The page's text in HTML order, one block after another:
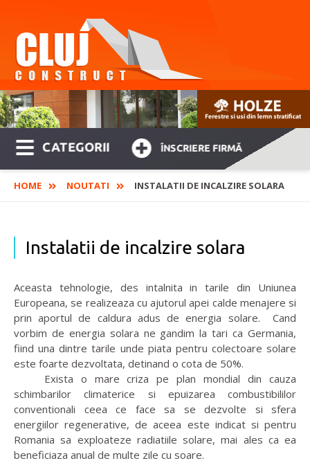
CATEGORII ÎNSCRIERE FIRMĂ
HOME NOUTATI INSTALATII DE INCALZIRE SOLARA
Instalatii de incalzire solara
Aceasta tehnologie, des intalnita in tarile din Uniunea
Europeana, se realizeaza cu ajutorul apei calde menajere si
prin aportul de caldura adus de energia solare. Cand
vorbim de energia solara ne gandim la tari ca Germania,
fiind una dintre tarile unde piata pentru colectoare solare
este foarte dezvoltata, detinand o cota de 50%.
Exista o mare criza pe plan mondial din cauza
schimbarilor climaterice si epuizarea combustibililor
conventionali ceea ce face sa se dezvolte si sfera
energiilor regenerative, de aceea este indicat si pentru
Romania sa exploateze radiatiile solare, mai ales ca ea
beneficiaza anual de multe zile cu soare.